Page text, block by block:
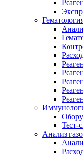
Тест-
Анализ